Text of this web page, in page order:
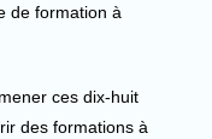
de formation à
ces dix-huit
des formations à